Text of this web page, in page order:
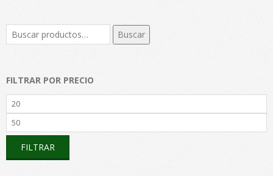
Buscar
por:
Buscar
FILTRAR POR PRECIO
Precio
mínimo
Precio
máximo
FILTRAR